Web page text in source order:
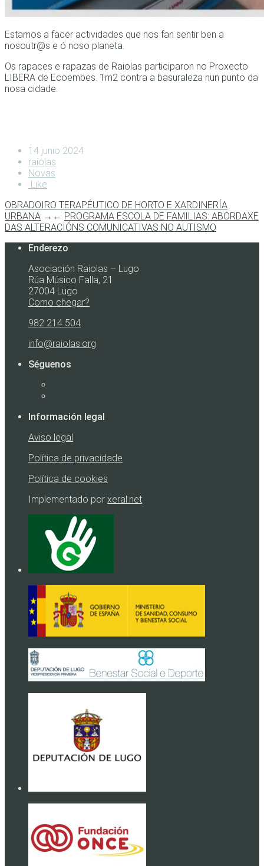
Estamos a facer actividades que nos fan sentir ben a
nosoutr@s e ó noso planeta.
Os rapaces e rapazas de Raiolas participaron no Proxecto
LIBERA de Ecoembes. 1m2 contra a basuraleza nun punto da
nosa cidade.
14 junio 2024
raiolas
Novas
Like
OBRADOIRO TERAPÉUTICO DE HORTO E XARDINERÍA
URBANA → ← PROGRAMA ESCOLA DE FAMILIAS: ABORDAXE
DAS ALTERACIÓNS COMUNICATIVAS NO AUTISMO
Enderezo
Asociación Raiolas – Lugo
Rúa Músico Falla, 21
27004 Lugo
Como chegar?
982 214 504
info@raiolas.org
Séguenos
Información legal
Aviso legal
Política de privacidade
Política de cookies
Implementado por xeral.net